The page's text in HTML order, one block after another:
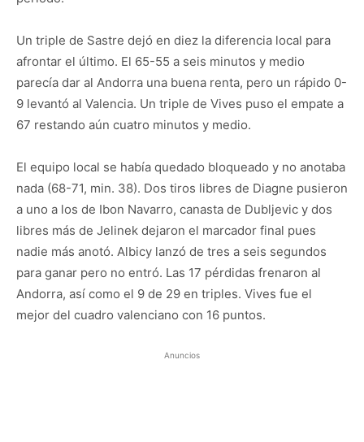
Un triple de Sastre dejó en diez la diferencia local para
afrontar el último. El 65-55 a seis minutos y medio
parecía dar al Andorra una buena renta, pero un rápido 0-
9 levantó al Valencia. Un triple de Vives puso el empate a
67 restando aún cuatro minutos y medio.
El equipo local se había quedado bloqueado y no anotaba
nada (68-71, min. 38). Dos tiros libres de Diagne pusieron
a uno a los de Ibon Navarro, canasta de Dubljevic y dos
libres más de Jelinek dejaron el marcador final pues
nadie más anotó. Albicy lanzó de tres a seis segundos
para ganar pero no entró. Las 17 pérdidas frenaron al
Andorra, así como el 9 de 29 en triples. Vives fue el
mejor del cuadro valenciano con 16 puntos.
Anuncios